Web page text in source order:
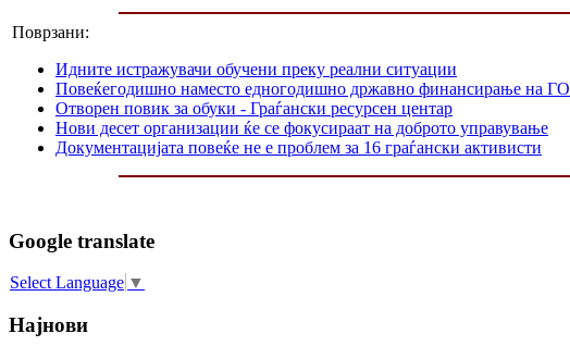
Поврзани:
Идните истражувачи обучени преку реални ситуации
Повеќегодишно наместо едногодишнo државно финансирање на ГО
Отворен повик за обуки - Граѓански ресурсен центар
Нови десет организации ќе се фокусираат на доброто управување
Документацијата повеќе не е проблем за 16 граѓански активисти
Google translate
Select Language ▼
Најнови